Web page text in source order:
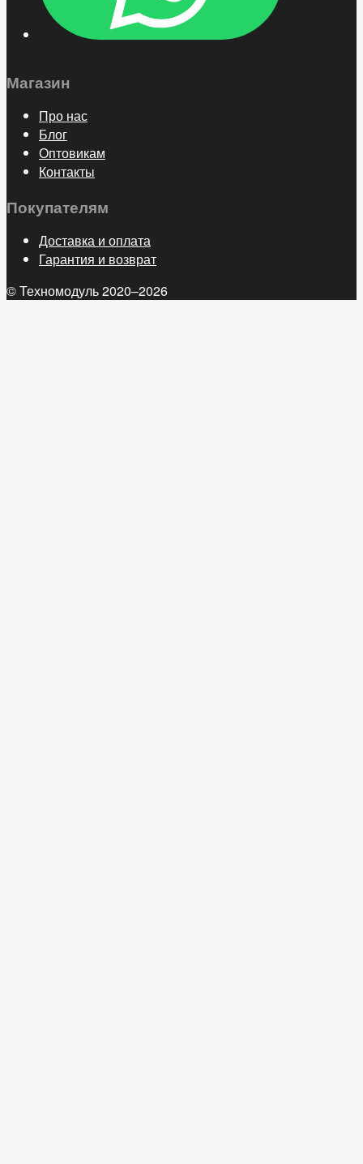
Магазин
Про нас
Блог
Оптовикам
Контакты
Покупателям
Доставка и оплата
Гарантия и возврат
© Техномодуль 2020–2026